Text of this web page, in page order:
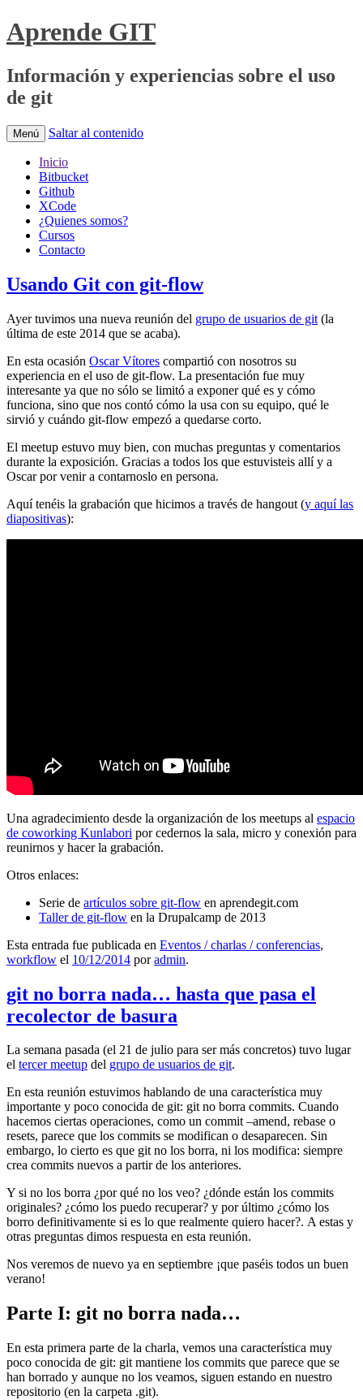
Aprende GIT
Información y experiencias sobre el uso
de git
Menú Saltar al contenido
Inicio
Bitbucket
Github
XCode
¿Quienes somos?
Cursos
Contacto
Usando Git con git-flow
Ayer tuvimos una nueva reunión del grupo de usuarios de git (la
última de este 2014 que se acaba).
En esta ocasión Oscar Vítores compartió con nosotros su
experiencia en el uso de git-flow. La presentación fue muy
interesante ya que no sólo se limitó a exponer qué es y cómo
funciona, sino que nos contó cómo la usa con su equipo, qué le
sirvió y cuándo git-flow empezó a quedarse corto.
El meetup estuvo muy bien, con muchas preguntas y comentarios
durante la exposición. Gracias a todos los que estuvisteis allí y a
Oscar por venir a contarnoslo en persona.
Aquí tenéis la grabación que hicimos a través de hangout (y aquí las
diapositivas):
Una agradecimiento desde la organización de los meetups al espacio
de coworking Kunlabori por cedernos la sala, micro y conexión para
reunirnos y hacer la grabación.
Otros enlaces:
Serie de artículos sobre git-flow en aprendegit.com
Taller de git-flow en la Drupalcamp de 2013
Esta entrada fue publicada en Eventos / charlas / conferencias,
workflow el 10/12/2014 poradmin.
git no borra nada… hasta que pasa el
recolector de basura
La semana pasada (el 21 de julio para ser más concretos) tuvo lugar
el tercer meetup del grupo de usuarios de git.
En esta reunión estuvimos hablando de una característica muy
importante y poco conocida de git: git no borra commits. Cuando
hacemos ciertas operaciones, como un commit –amend, rebase o
resets, parece que los commits se modifican o desaparecen. Sin
embargo, lo cierto es que git no los borra, ni los modifica: siempre
crea commits nuevos a partir de los anteriores.
Y si no los borra ¿por qué no los veo? ¿dónde están los commits
originales? ¿cómo los puedo recuperar? y por último ¿cómo los
borro definitivamente si es lo que realmente quiero hacer?. A estas y
otras preguntas dimos respuesta en esta reunión.
Nos veremos de nuevo ya en septiembre ¡que paséis todos un buen
verano!
Parte I: git no borra nada…
En esta primera parte de la charla, vemos una característica muy
poco conocida de git: git mantiene los commits que parece que se
han borrado y aunque no los veamos, siguen estando en nuestro
repositorio (en la carpeta .git).